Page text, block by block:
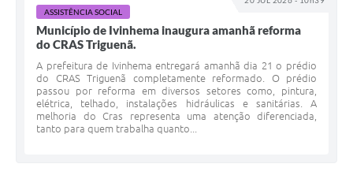
ASSISTÊNCIA SOCIAL
Município de Ivinhema inaugura amanhã reforma
do CRAS Triguenã.
A prefeitura de Ivinhema entregará amanhã dia 21 o prédio
do CRAS Triguenã completamente reformado. O prédio
passou por reforma em diversos setores como, pintura,
elétrica, telhado, instalações hidráulicas e sanitárias. A
melhoria do Cras representa uma atenção diferenciada,
tanto para quem trabalha quanto...